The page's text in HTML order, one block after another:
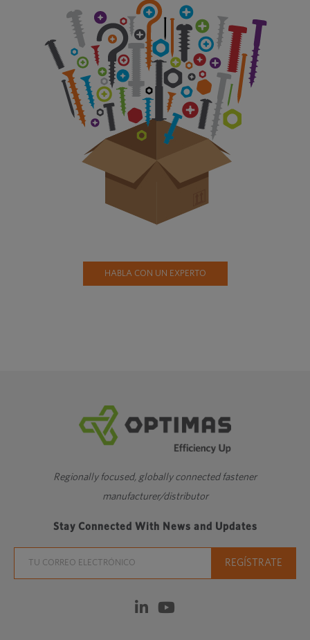
HABLA CON UN EXPERTO
Regionally focused, globally connected fastener
manufacturer/distributor
Stay Connected With News and Updates